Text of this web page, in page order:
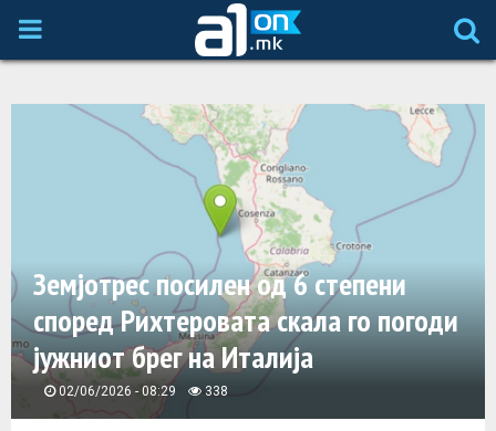
P
A
R
Земјотрес посилен од 6 степени
според Рихтеровата скала го погоди
јужниот брег на Италија
02/06/2026 - 08:29 338